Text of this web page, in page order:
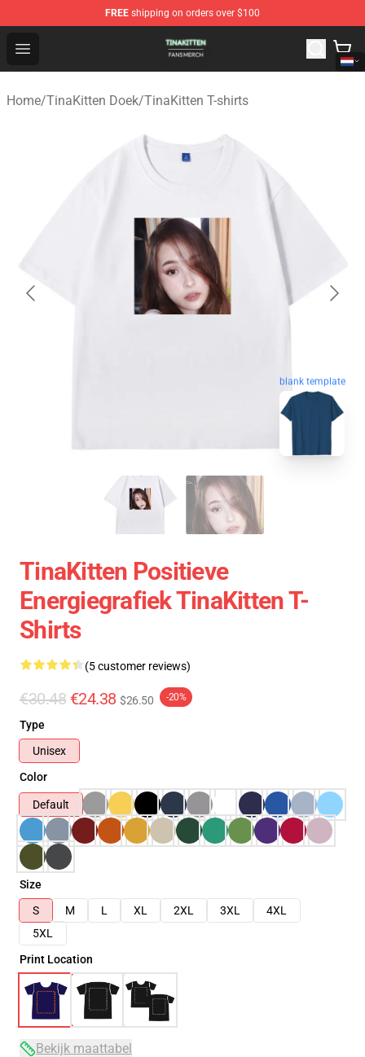
FREE shipping on orders over $100
Open menu
TinaKitten Shop - Official TinaKitten Merchandise Store
Home/TinaKitten Doek/TinaKitten T-shirts
blank template
TinaKitten Positieve
Energiegrafiek TinaKitten T-
Shirts
(5 customer reviews)
€30.48 €24.38 $26.50 -20%
Type
Unisex
Color
Default
Size
S
M L XL 2XL 3XL
4XL
5XL
Print Location
Bekijk maattabel